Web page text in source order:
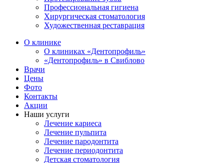
Профессиональная гигиена
Хирургическая стоматология
Художественная реставрация
О клинике
О клиниках «Дентопрофиль»
«Дентопрофиль» в Свиблово
Врачи
Цены
Фото
Контакты
Акции
Наши услуги
Лечение кариеса
Лечение пульпита
Лечение пародонтита
Лечение периодонтита
Детская стоматология